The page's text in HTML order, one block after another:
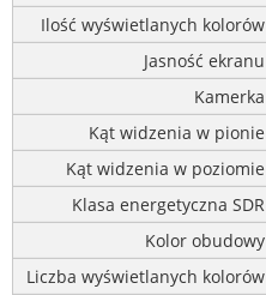
Ilość wyświetlanych kolorów
Jasność ekranu
Kamerka
Kąt widzenia w pionie
Kąt widzenia w poziomie
Klasa energetyczna SDR
Kolor obudowy
Liczba wyświetlanych kolorów